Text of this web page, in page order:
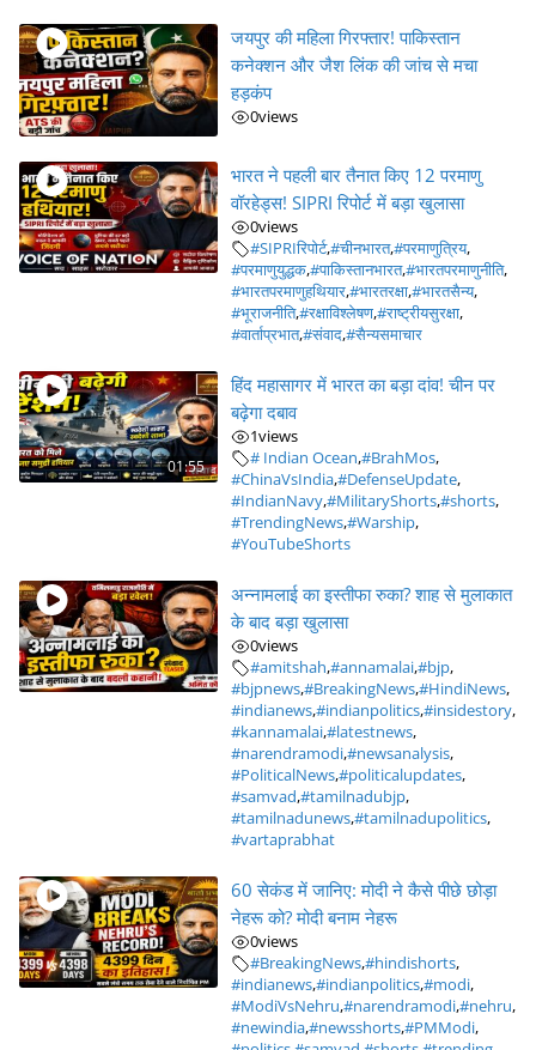
जयपुर की महिला गिरफ्तार! पाकिस्तान
कनेक्शन और जैश लिंक की जांच से मचा
हड़कंप
0views
भारत ने पहली बार तैनात किए 12 परमाणु
वॉरहेड्स! SIPRI रिपोर्ट में बड़ा खुलासा
0views
#SIPRIरिपोर्ट,#चीनभारत,#परमाणुत्रिय,
#परमाणुयुद्धक,#पाकिस्तानभारत,#भारतपरमाणुनीति,
#भारतपरमाणुहथियार,#भारतरक्षा,#भारतसैन्य,
#भूराजनीति,#रक्षाविश्लेषण,#राष्ट्रीयसुरक्षा,
#वार्ताप्रभात,#संवाद,#सैन्यसमाचार
01:55
हिंद महासागर में भारत का बड़ा दांव! चीन पर
बढ़ेगा दबाव
1views
# Indian Ocean,#BrahMos,
#ChinaVsIndia,#DefenseUpdate,
#IndianNavy,#MilitaryShorts,#shorts,
#TrendingNews,#Warship,
#YouTubeShorts
अन्नामलाई का इस्तीफा रुका? शाह से मुलाकात
के बाद बड़ा खुलासा
0views
#amitshah,#annamalai,#bjp,
#bjpnews,#BreakingNews,#HindiNews,
#indianews,#indianpolitics,#insidestory,
#kannamalai,#latestnews,
#narendramodi,#newsanalysis,
#PoliticalNews,#politicalupdates,
#samvad,#tamilnadubjp,
#tamilnadunews,#tamilnadupolitics,
#vartaprabhat
60 सेकंड में जानिए: मोदी ने कैसे पीछे छोड़ा
नेहरू को? मोदी बनाम नेहरू
0views
#BreakingNews,#hindishorts,
#indianews,#indianpolitics,#modi,
#ModiVsNehru,#narendramodi,#nehru,
#newindia,#newsshorts,#PMModi,